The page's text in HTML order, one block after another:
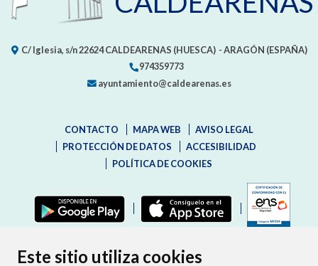
Este sitio utiliza cookies
C/ Iglesia, s/n22624 CALDEARENAS (HUESCA) - ARAGÓN (ESPAÑA)
974359773
ayuntamiento@caldearenas.es
CONTACTO MAPA WEB
AVISO LEGAL
PROTECCIÓN DE DATOS
ACCESIBILIDAD
POLÍTICA DE COOKIES